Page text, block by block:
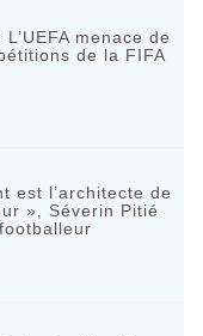
menace de
de la FIFA
est l’architecte de
», Séverin Pitié